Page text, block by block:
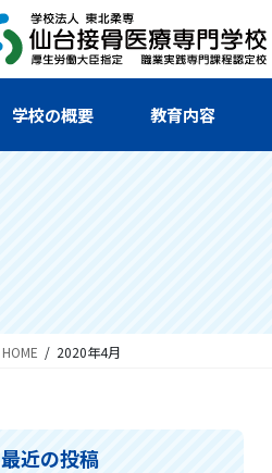
学校の概要 教育内容
HOME 2020年4月
最近の投稿